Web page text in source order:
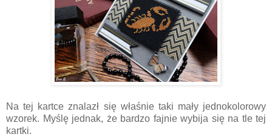
Na tej kartce znalazł się właśnie taki mały jednokolorowy
wzorek. Myślę jednak, że bardzo fajnie wybija się na tle tej
kartki.